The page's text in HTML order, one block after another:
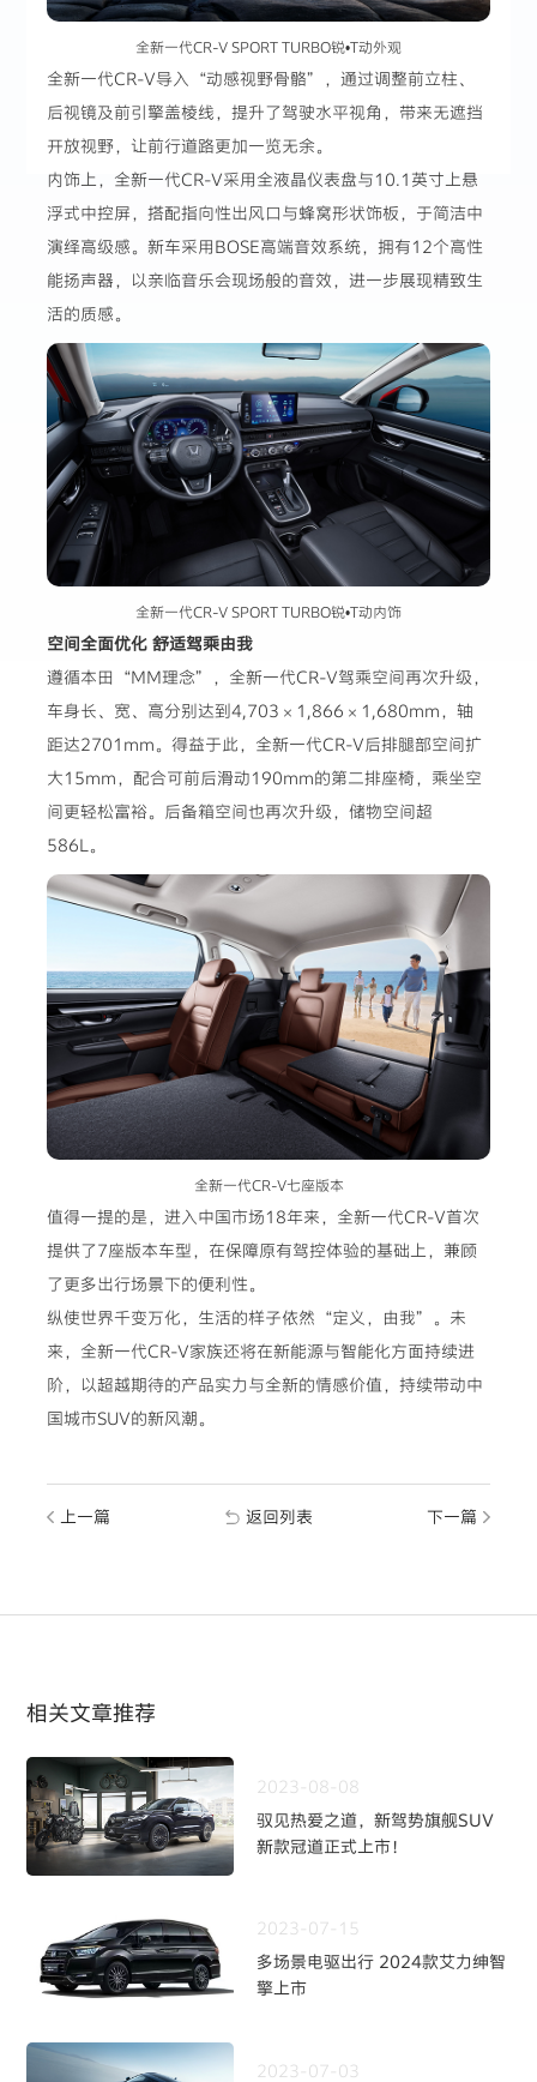
全新一代CR-V SPORT TURBO锐•T动外观
全新一代CR-V导入“动感视野骨骼”，通过调整前立柱、
后视镜及前引擎盖棱线，提升了驾驶水平视角，带来无遮挡
开放视野，让前行道路更加一览无余。
内饰上，全新一代CR-V采用全液晶仪表盘与10.1英寸上悬
浮式中控屏，搭配指向性出风口与蜂窝形状饰板，于简洁中
演绎高级感。新车采用BOSE高端音效系统，拥有12个高性
能扬声器，以亲临音乐会现场般的音效，进一步展现精致生
活的质感。
全新一代CR-V SPORT TURBO锐•T动内饰
空间全面优化 舒适驾乘由我
遵循本田“MM理念”，全新一代CR-V驾乘空间再次升级，
车身长、宽、高分别达到4,703×1,866×1,680mm，轴
距达2701mm。得益于此，全新一代CR-V后排腿部空间扩
大15mm，配合可前后滑动190mm的第二排座椅，乘坐空
间更轻松富裕。后备箱空间也再次升级，储物空间超
586L。
全新一代CR-V七座版本
值得一提的是，进入中国市场18年来，全新一代CR-V首次
提供了7座版本车型，在保障原有驾控体验的基础上，兼顾
了更多出行场景下的便利性。
纵使世界千变万化，生活的样子依然“定义，由我”。未
来，全新一代CR-V家族还将在新能源与智能化方面持续进
阶，以超越期待的产品实力与全新的情感价值，持续带动中
国城市SUV的新风潮。
上一篇 返回列表 下一篇
相关文章推荐
2023-08-08
驭见热爱之道，新驾势旗舰SUV
新款冠道正式上市！
2023-07-15
多场景电驱出行 2024款艾力绅智
擎上市
2023-07-03